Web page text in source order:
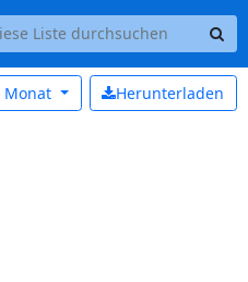
Herunterladen
Monat